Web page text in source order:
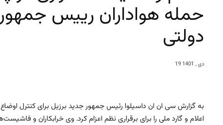
حمله هواداران رییس
دولتی
19 دی , 1401
به گزارش سی ان ان داسیلوا رئیس جمهور جدید برزیل برای کنترل
اعلام و گارد ملی را برای برقراری نظم اعزام کرد. وی خرابکاران و